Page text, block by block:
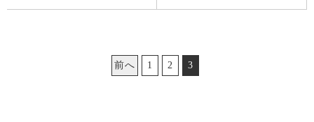
前へ 1 2 3